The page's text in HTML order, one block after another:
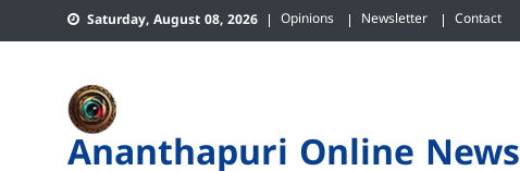
to
Saturday, August 08, 2026 Opinions Newsletter Contact
Ananthapuri Online News